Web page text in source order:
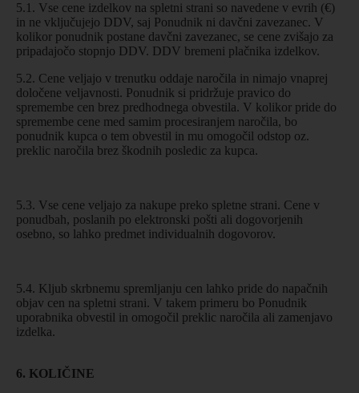
5.1. Vse cene izdelkov na spletni strani so navedene v evrih (€)
in ne vključujejo DDV, saj Ponudnik ni davčni zavezanec. V
kolikor ponudnik postane davčni zavezanec, se cene zvišajo za
pripadajočo stopnjo DDV. DDV bremeni plačnika izdelkov.
5.2. Cene veljajo v trenutku oddaje naročila in nimajo vnaprej
določene veljavnosti. Ponudnik si pridržuje pravico do
spremembe cen brez predhodnega obvestila. V kolikor pride do
spremembe cene med samim procesiranjem naročila, bo
ponudnik kupca o tem obvestil in mu omogočil odstop oz.
preklic naročila brez škodnih posledic za kupca.
5.3. Vse cene veljajo za nakupe preko spletne strani. Cene v
ponudbah, poslanih po elektronski pošti ali dogovorjenih
osebno, so lahko predmet individualnih dogovorov.
5.4. Kljub skrbnemu spremljanju cen lahko pride do napačnih
objav cen na spletni strani. V takem primeru bo Ponudnik
uporabnika obvestil in omogočil preklic naročila ali zamenjavo
izdelka.
6. KOLIČINE